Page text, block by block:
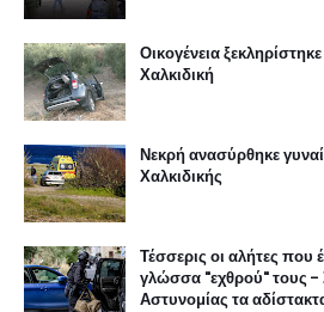
Οικογένεια
Χαλκιδική
Νεκρή ανασύρθηκε
Χαλκιδικής
Τέσσερις οι αλήτες που
γλώσσα "εχθρού" τους -
Αστυνομίας τα